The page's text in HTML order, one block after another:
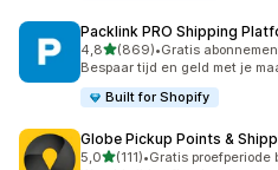
Packlink PRO Shipping
4,8van 5 sterren
(869)
869 recensies in totaal
•Gratis
Bespaar tijd en geld met je
Built for Shopify
Globe Pickup Points &
5,0van 5 sterren
(111)
111 recensies in totaal
•Gratis proefperiode